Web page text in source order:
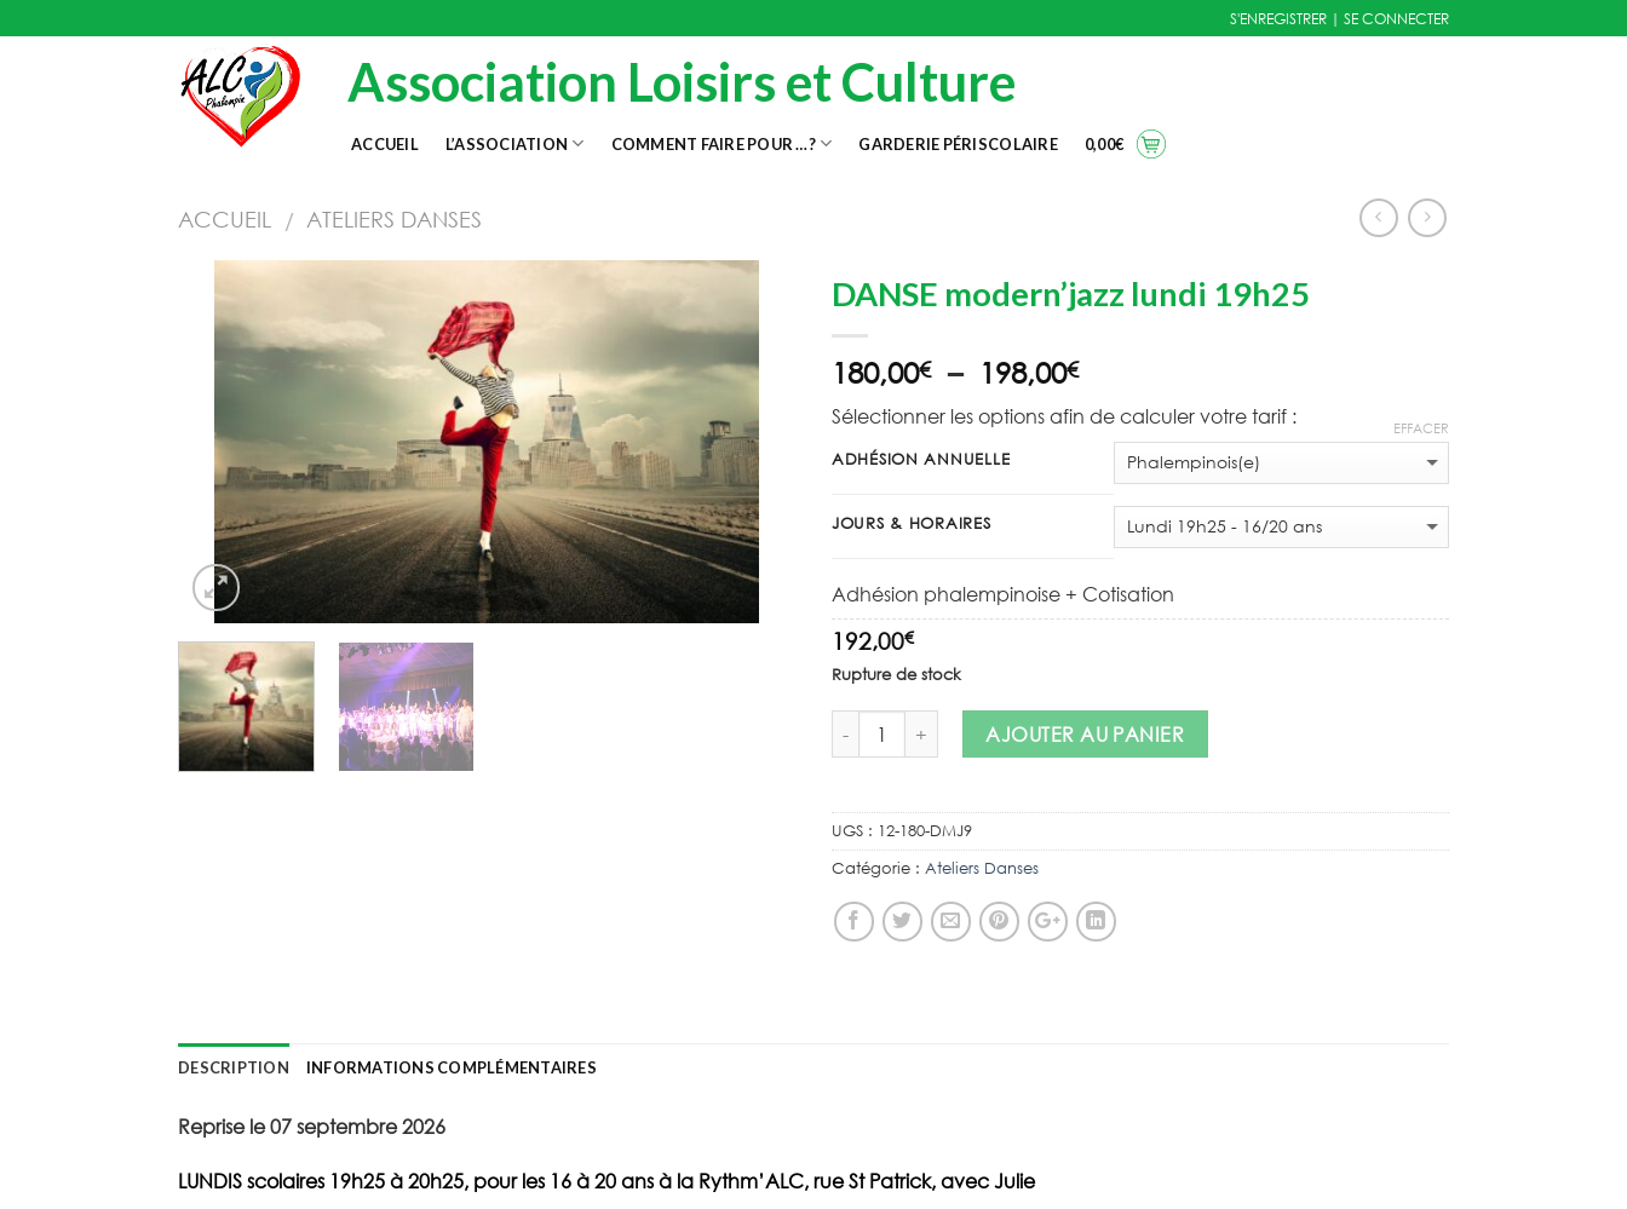
to
S'ENREGISTRER | SE CONNECTER
ACCUEIL L’ASSOCIATION COMMENT FAIRE POUR …? GARDERIE PÉRISCOLAIRE 0,00€
Association Loisirs et Culture
ACCUEIL / ATELIERS DANSES
DANSE modern’jazz lundi 19h25
180,00€ – 198,00€Plage
de
prix :
180,00€
198,00€
Sélectionner les options afin de calculer votre tarif :
ADHÉSION ANNUELLE
JOURS & HORAIRES
EFFACER
Adhésion phalempinoise + Cotisation
192,00€
Rupture de stock
AJOUTER AU PANIER
UGS : 12-180-DMJ9
Catégorie : Ateliers Danses
DESCRIPTION INFORMATIONS COMPLÉMENTAIRES
Reprise le 07 septembre 2026
LUNDIS scolaires 19h25 à 20h25, pour les 16 à 20 ans à la Rythm’ALC, rue St Patrick, avec Julie